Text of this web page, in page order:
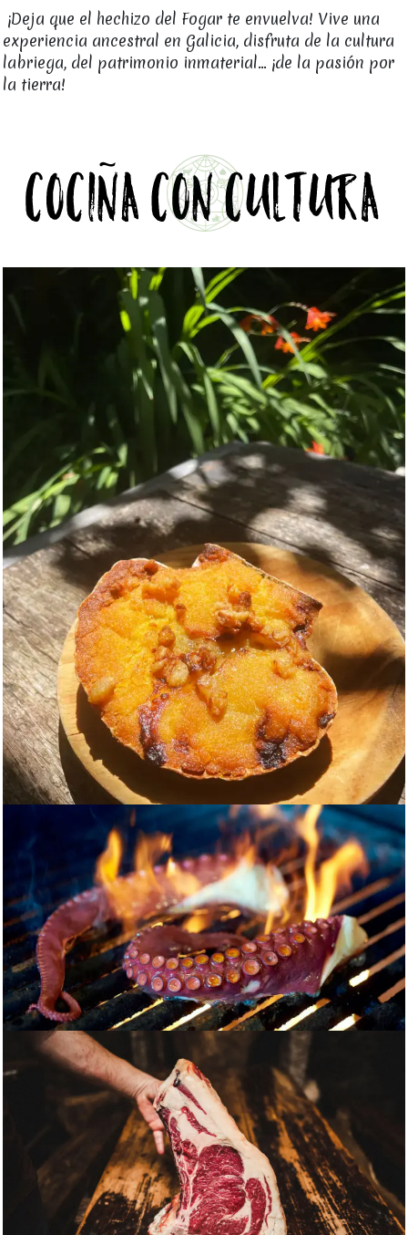
¡Deja que el hechizo del Fogar te envuelva! Vive una
experiencia ancestral en Galicia, disfruta de la cultura
labriega, del patrimonio inmaterial... ¡de la pasión por
la tierra!